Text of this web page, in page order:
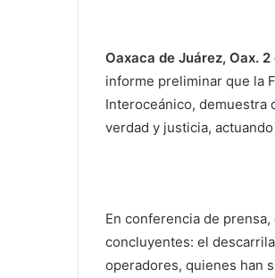
Oaxaca de Juárez, Oax.
informe preliminar que la
Interoceánico, demuestra
verdad y justicia,
En conferencia de
concluyentes: el
operadores, quienes han